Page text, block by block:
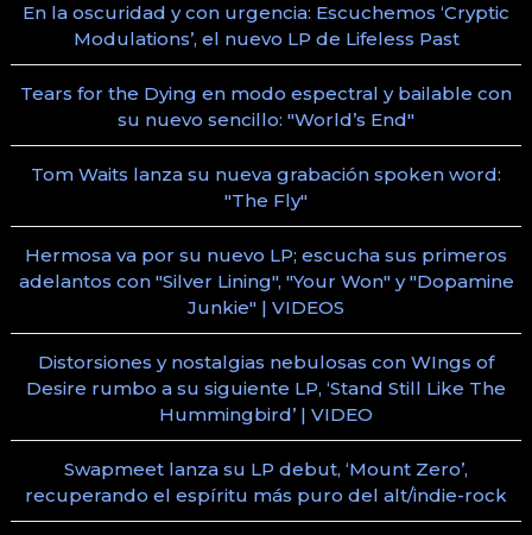
En la oscuridad y con urgencia: Escuchemos ‘Cryptic
Modulations’, el nuevo LP de Lifeless Past
Tears for the Dying en modo espectral y bailable con
su nuevo sencillo: "World’s End"
Tom Waits lanza su nueva grabación spoken word:
"The Fly"
Hermosa va por su nuevo LP; escucha sus primeros
adelantos con "Silver Lining", "Your Won" y "Dopamine
Junkie" | VIDEOS
Distorsiones y nostalgias nebulosas con WIngs of
Desire rumbo a su siguiente LP, ‘Stand Still Like The
Hummingbird’ | VIDEO
Swapmeet lanza su LP debut, ‘Mount Zero’,
recuperando el espíritu más puro del alt/indie-rock